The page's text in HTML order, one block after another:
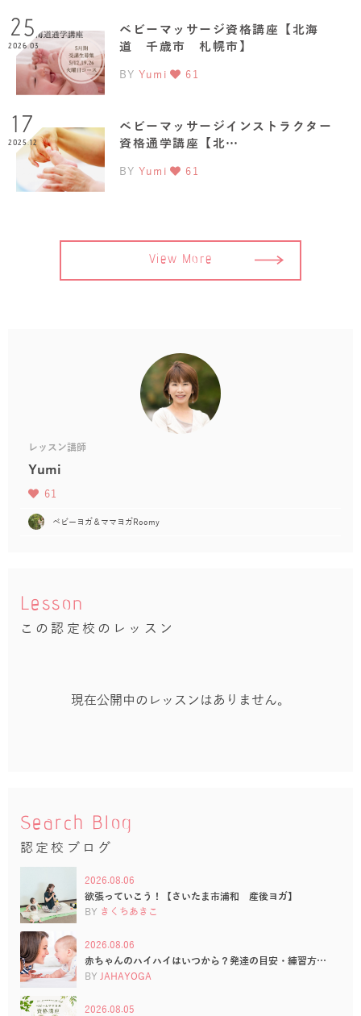
25
2026.03
ベビーマッサージ資格講座【北海
道 千歳市 札幌市】
BY Yumi 61
17
2025.12
ベビーマッサージインストラクター
資格通学講座【北…
BY Yumi 61
View More
レッスン講師
Yumi
61
ベビーヨガ＆ママヨガRoomy
Lesson
この認定校のレッスン
現在公開中のレッスンはありません。
Search Blog
認定校ブログ
2026.08.06
欲張っていこう！【さいたま市浦和 産後ヨガ】
BY きくちあきこ
2026.08.06
赤ちゃんのハイハイはいつから？発達の目安・練習方…
BY JAHAYOGA
2026.08.05